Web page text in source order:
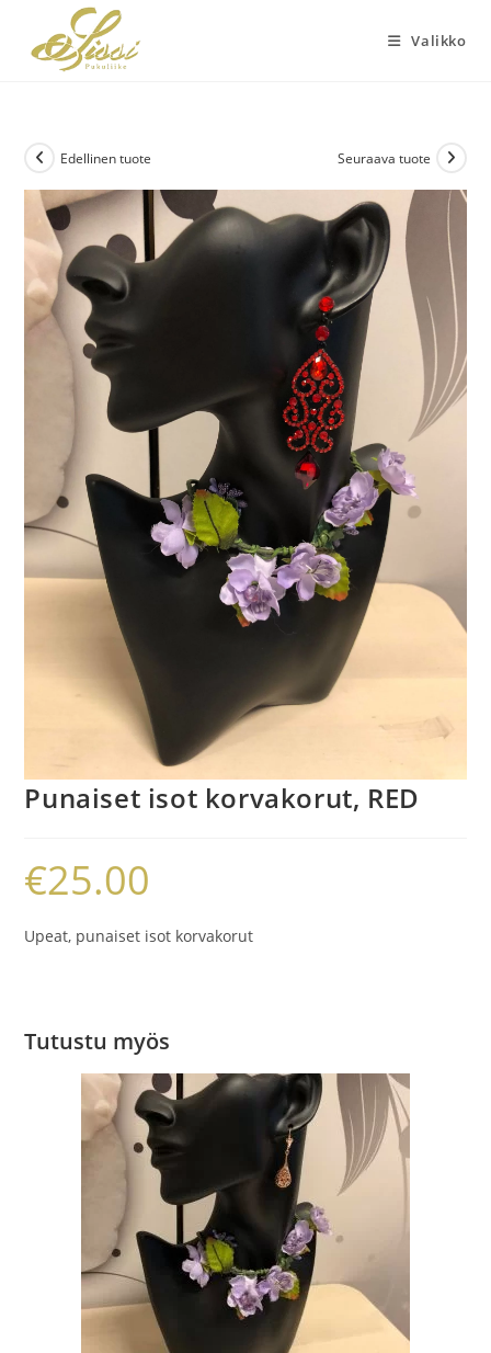
suoraan
sisältöön
Valikko
Edellinen tuote Seuraava tuote
Punaiset isot korvakorut, RED
€25.00
Upeat, punaiset isot korvakorut
Tutustu myös